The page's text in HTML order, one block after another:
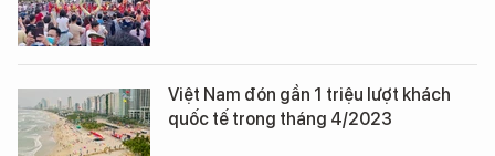
Việt Nam đón gần 1 triệu lượt khách
quốc tế trong tháng 4/2023